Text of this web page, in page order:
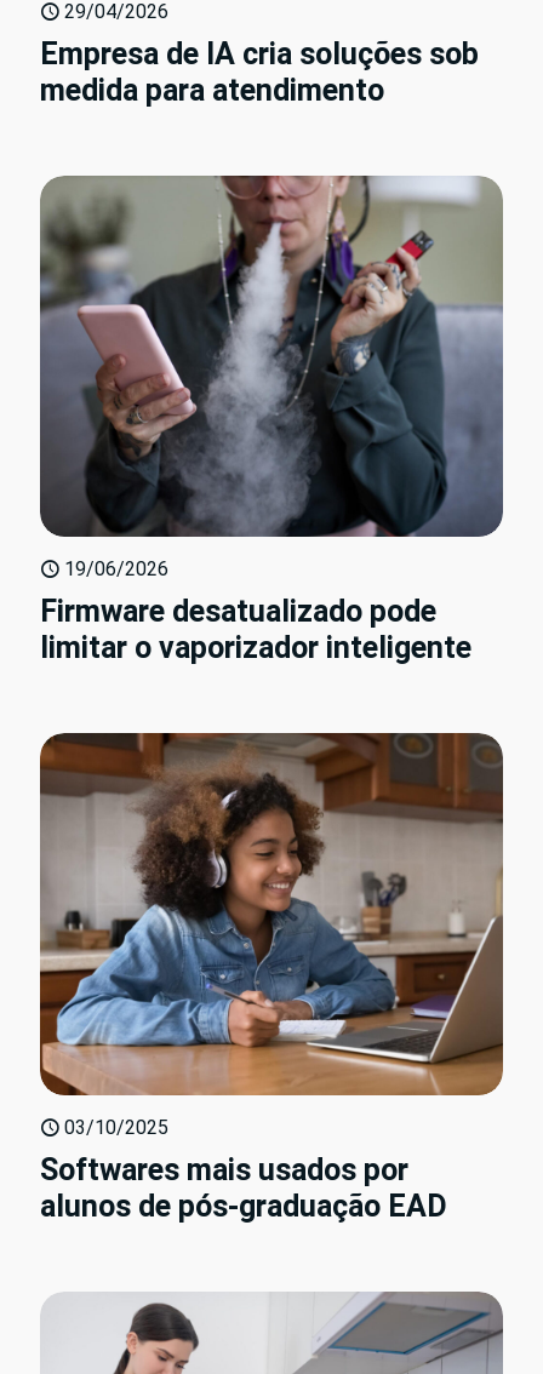
29/04/2026
Empresa de IA cria soluções sob
medida para atendimento
19/06/2026
Firmware desatualizado pode
limitar o vaporizador inteligente
03/10/2025
Softwares mais usados por
alunos de pós-graduação EAD